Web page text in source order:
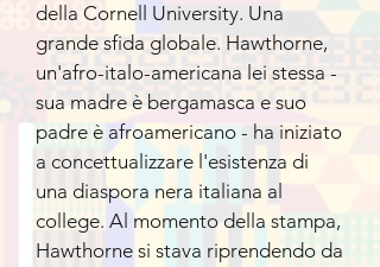
della Cornell University. Una
grande sfida globale. Hawthorne,
un'afro-italo-americana lei stessa -
sua madre è bergamasca e suo
padre è afroamericano - ha iniziato
a concettualizzare l'esistenza di
una diaspora nera italiana al
college. Al momento della stampa,
Hawthorne si stava riprendendo da